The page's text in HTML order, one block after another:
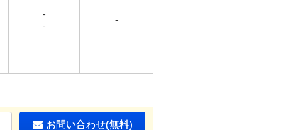
-
-
-
お問い合わせ(無料)